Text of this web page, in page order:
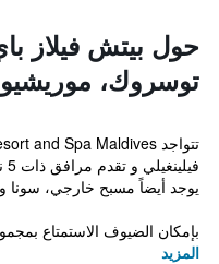
حول بيتش فيلاز
توسروك،
يوجد أيضاً مسبح خارجي، سونا
بإمكان الضيوف الاستمتاع
المزيد